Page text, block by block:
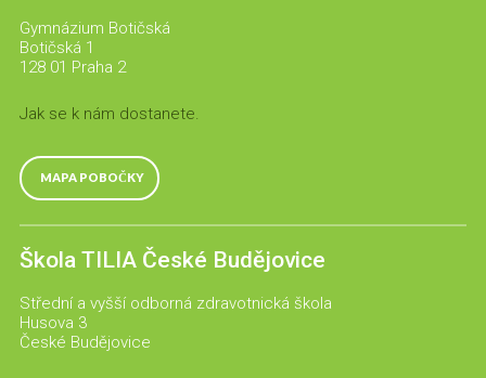
Gymnázium Botičská
Botičská 1
128 01 Praha 2
Jak se k nám dostanete.
MAPA POBOČKY
Škola TILIA České Budějovice
Střední a vyšší odborná zdravotnická škola
Husova 3
České Budějovice